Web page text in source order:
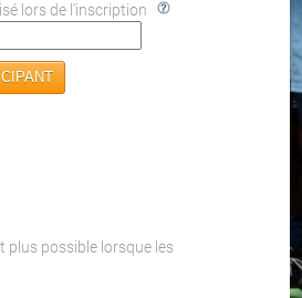
lors de l'inscription
plus possible lorsque les